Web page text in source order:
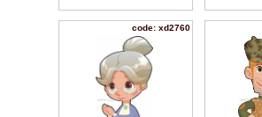
code: xd2760